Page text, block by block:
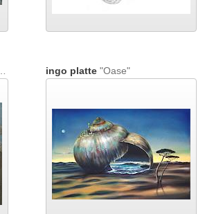
ingo platte"Oase"